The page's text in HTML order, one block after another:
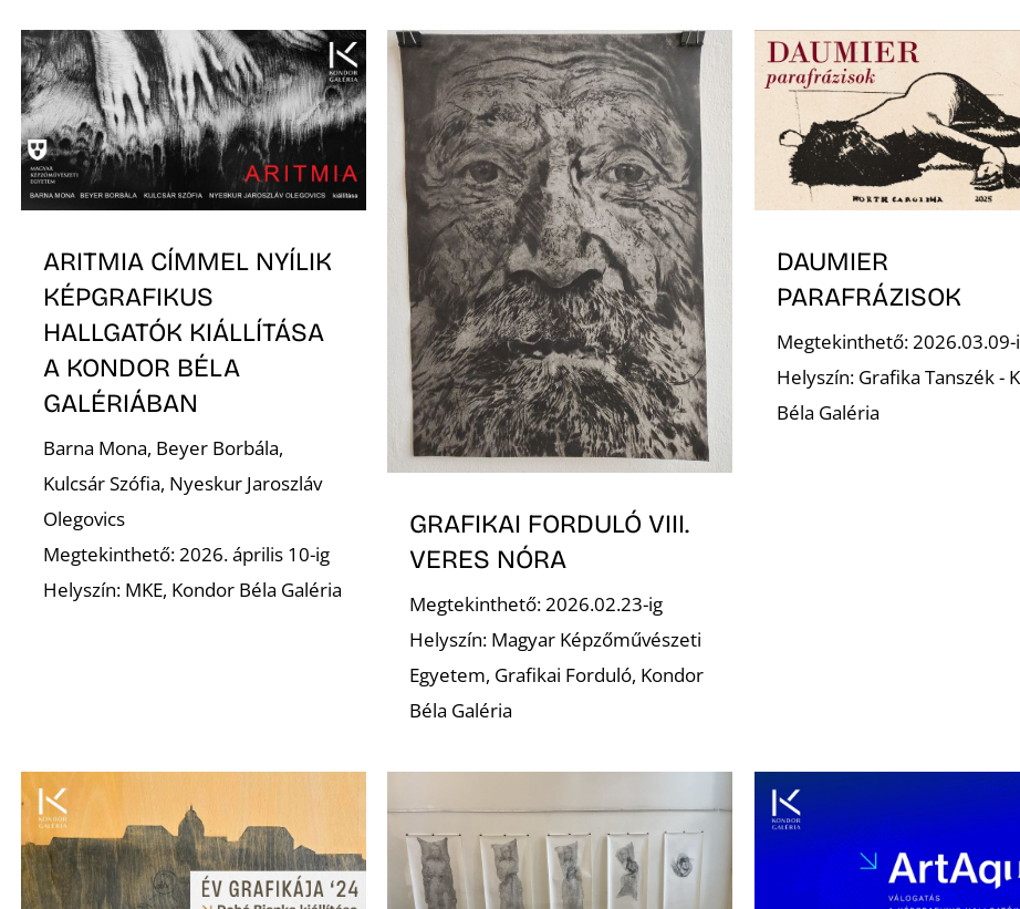
ARITMIA CÍMMEL NYÍLIK
KÉPGRAFIKUS
HALLGATÓK KIÁLLÍTÁSA
A KONDOR BÉLA
GALÉRIÁBAN
Barna Mona, Beyer Borbála,
Kulcsár Szófia, Nyeskur Jaroszláv
Olegovics
Megtekinthető: 2026. április 10-ig
Helyszín: MKE, Kondor Béla Galéria
GRAFIKAI FORDULÓ VIII.
VERES NÓRA
Megtekinthető: 2026.02.23-ig
Helyszín: Magyar Képzőművészeti
Egyetem, Grafikai Forduló, Kondor
Béla Galéria
DAUMIER
PARAFRÁZISOK
Megtekinthető: 2026.03.09-
Helyszín: Grafika Tanszék -
Béla Galéria